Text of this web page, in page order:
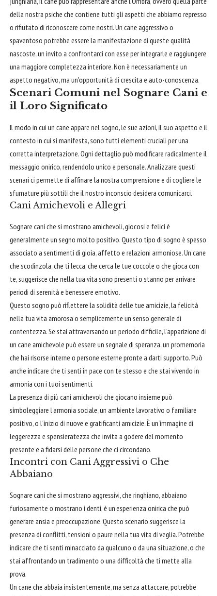
della nostra psiche che contiene tutti gli aspetti che abbiamo represso
o rifiutato di riconoscere come nostri. Un cane aggressivo o
spaventoso potrebbe essere la manifestazione di queste qualità
nascoste, un invito a confrontarci con esse per integrarle e raggiungere
una maggiore completezza interiore. Non è necessariamente un
aspetto negativo, ma un'opportunità di crescita e auto-conoscenza.
Scenari Comuni nel Sognare Cani e
il Loro Significato
Il modo in cui un cane appare nel sogno, le sue azioni, il suo aspetto e il
contesto in cui si manifesta, sono tutti elementi cruciali per una
corretta interpretazione. Ogni dettaglio può modificare radicalmente il
messaggio onirico, rendendolo unico e personale. Analizzare questi
scenari ci permette di affinare la nostra comprensione e di cogliere le
sfumature più sottili che il nostro inconscio desidera comunicarci.
Cani Amichevoli e Allegri
Sognare cani che si mostrano amichevoli, giocosi e felici è
generalmente un segno molto positivo. Questo tipo di sogno è spesso
associato a sentimenti di gioia, affetto e relazioni armoniose. Un cane
che scodinzola, che ti lecca, che cerca le tue coccole o che gioca con
te, suggerisce che nella tua vita sono presenti o stanno per arrivare
periodi di serenità e benessere emotivo.
Questo sogno può riflettere la solidità delle tue amicizie, la felicità
nella tua vita amorosa o semplicemente un senso generale di
contentezza. Se stai attraversando un periodo difficile, l'apparizione di
un cane amichevole può essere un segnale di speranza, un promemoria
che hai risorse interne o persone esterne pronte a darti supporto. Può
anche indicare che ti senti in pace con te stesso e che stai vivendo in
armonia con i tuoi sentimenti.
La presenza di più cani amichevoli che giocano insieme può
simboleggiare l'armonia sociale, un ambiente lavorativo o familiare
positivo, o l'inizio di nuove e gratificanti amicizie. È un'immagine di
leggerezza e spensieratezza che invita a godere del momento
presente e a fidarsi delle persone che ci circondano.
Incontri con Cani Aggressivi o Che
Abbaiano
Sognare cani che si mostrano aggressivi, che ringhiano, abbaiano
furiosamente o mostrano i denti, è un'esperienza onirica che può
generare ansia e preoccupazione. Questo scenario suggerisce la
presenza di conflitti, tensioni o paure nella tua vita di veglia. Potrebbe
indicare che ti senti minacciato da qualcuno o da una situazione, o che
stai affrontando un tradimento o una difficoltà che ti mette alla
prova.
Un cane che abbaia insistentemente, ma senza attaccare, potrebbe